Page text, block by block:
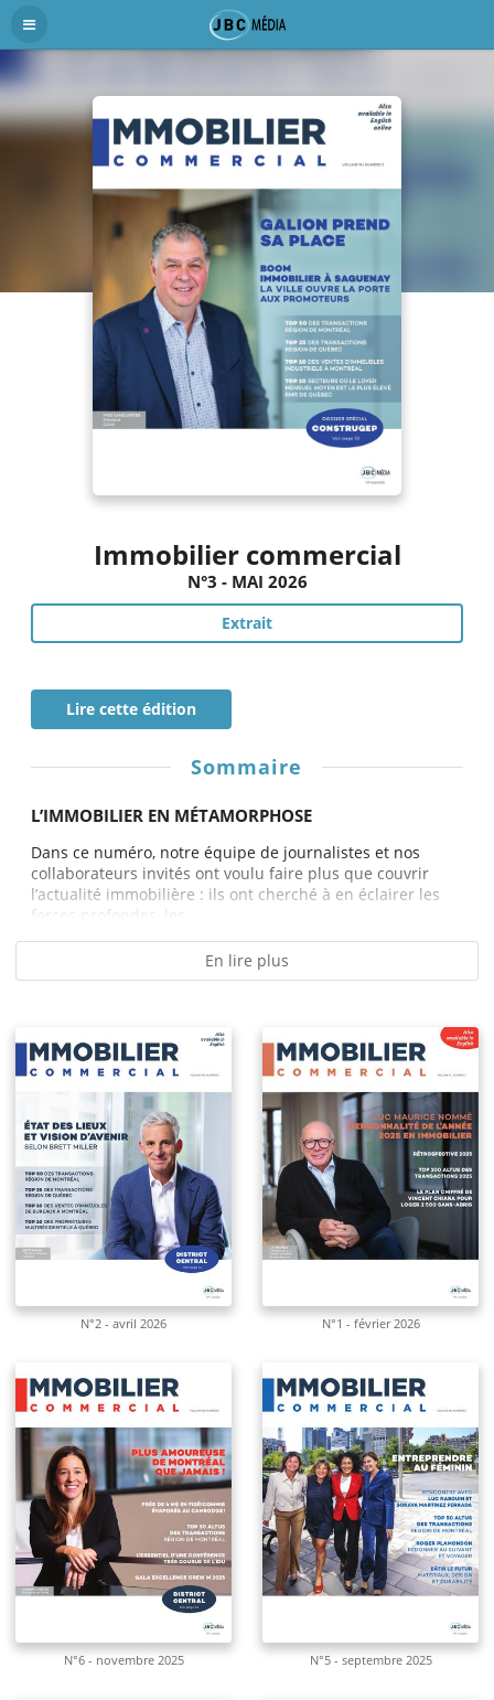
Immobilier commercial
N°3 - MAI 2026
Extrait
Lire cette édition
Sommaire
L’IMMOBILIER EN MÉTAMORPHOSE
Dans ce numéro, notre équipe de journalistes et nos
collaborateurs invités ont voulu faire plus que couvrir
l’actualité immobilière : ils ont cherché à en éclairer les
forces profondes, les...
En lire plus
N°2 - avril 2026 N°1 - février 2026
N°6 - novembre 2025 N°5 - septembre 2025